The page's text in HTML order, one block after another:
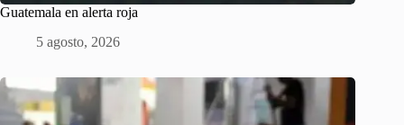
Guatemala en alerta roja
5 agosto, 2026